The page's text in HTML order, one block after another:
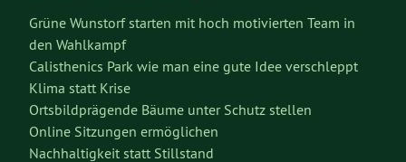
Grüne Wunstorf starten mit hoch motivierten Team in
den Wahlkampf
Calisthenics Park wie man eine gute Idee verschleppt
Klima statt Krise
Ortsbildprägende Bäume unter Schutz stellen
Online Sitzungen ermöglichen
Nachhaltigkeit statt Stillstand